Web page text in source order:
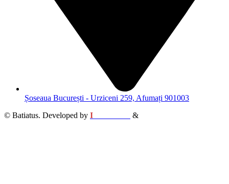
Șoseaua București - Urziceni 259, Afumați 901003
© Batiatus. Developed by I &